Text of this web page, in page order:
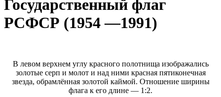
Государственный флаг
РСФСР (1954 —1991)
В левом верхнем углу красного полотнища изображались
золотые серп и молот и над ними красная пятиконечная
звезда, обрамлённая золотой каймой. Отношение ширины
флага к его длине — 1:2.